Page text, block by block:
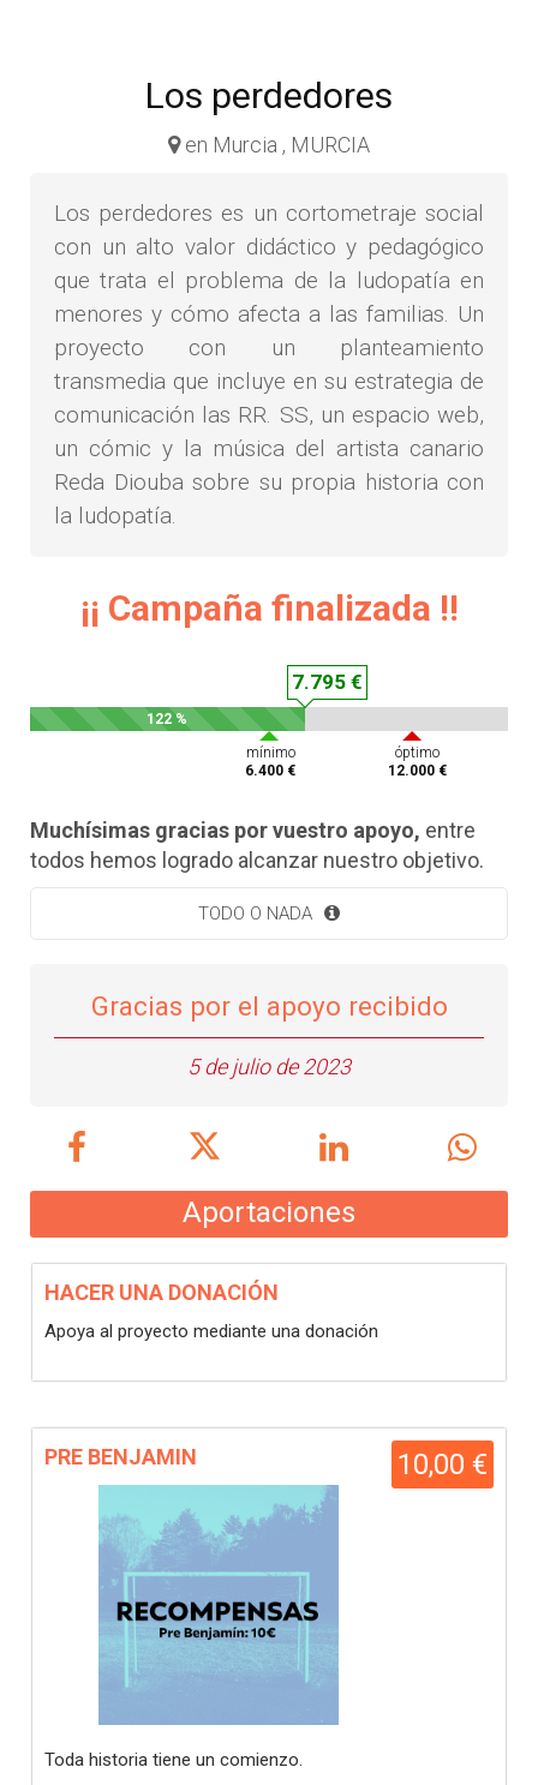
Los perdedores
en Murcia , MURCIA
Los perdedores es un cortometraje social
con un alto valor didáctico y pedagógico
que trata el problema de la ludopatía en
menores y cómo afecta a las familias. Un
proyecto con un planteamiento
transmedia que incluye en su estrategia de
comunicación las RR. SS, un espacio web,
un cómic y la música del artista canario
Reda Diouba sobre su propia historia con
la ludopatía.
¡¡ Campaña finalizada !!
7.795 €
122 %
mínimo
6.400 €
óptimo
12.000 €
Muchísimas gracias por vuestro apoyo, entre
todos hemos logrado alcanzar nuestro objetivo.
TODO O NADA
Gracias por el apoyo recibido
5 de julio de 2023
Aportaciones
HACER UNA DONACIÓN
Apoya al proyecto mediante una donación
10,00 €
PRE BENJAMIN
Toda historia tiene un comienzo.